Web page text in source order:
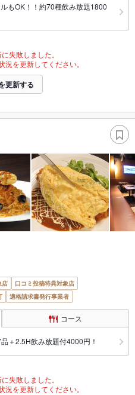
もOK！！約70種飲み放題1800
失敗しました。
を更新してください。
更新する
店
口コミ投稿特典対象店
適格請求書発行事業者
コース
＋2.5H飲み放題付4000円！
失敗しました。
を更新してください。